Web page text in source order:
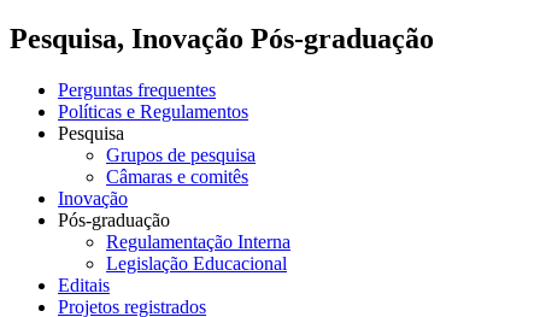
Pesquisa, Inovação Pós-graduação
Perguntas frequentes
Políticas e Regulamentos
Pesquisa
Grupos de pesquisa
Câmaras e comitês
Inovação
Pós-graduação
Regulamentação Interna
Legislação Educacional
Editais
Projetos registrados